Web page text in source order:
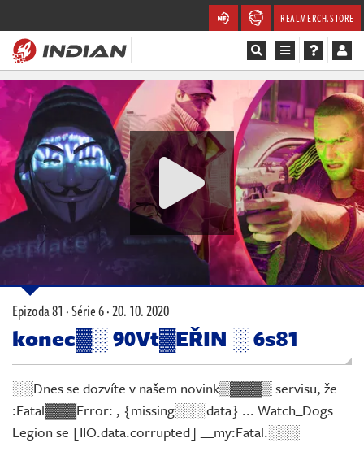
REALMERCH.STORE
Magazín
Recenze
Videa
Soutěže
Databáze
Komunita
Redakce
Živě
Epizoda 81 · Série 6 ·20. 10. 2020
konec▓░ 90Vt▓EŘIN ░ 6s81
░░Dnes se dozvíte v našem novink▒▓▓▓▒ servisu, že
:Fatal▓▓▓Error: , {missing░░░data} ... Watch_Dogs
Legion se [IIO.data.corrupted] __my:Fatal.░░░